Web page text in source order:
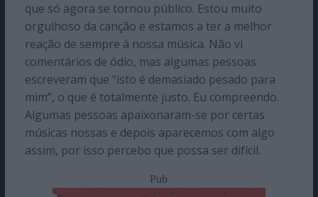
que só agora se tornou público. Estou muito
orgulhoso da canção e estamos a ter a melhor
reação de sempre à nossa música. Não vi
comentários de ódio, mas algumas pessoas
escreveram que “isto é demasiado pesado para
mim”, o que é totalmente justo. Eu compreendo.
Algumas pessoas apaixonaram-se por certas
músicas nossas e depois aparecemos com algo
assim, por isso percebo que possa ser difícil.
Pub